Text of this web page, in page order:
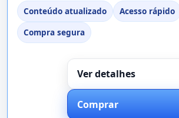
Conteúdo atualizado
Acesso rápido
Compra segura
Ver detalhes
Comprar